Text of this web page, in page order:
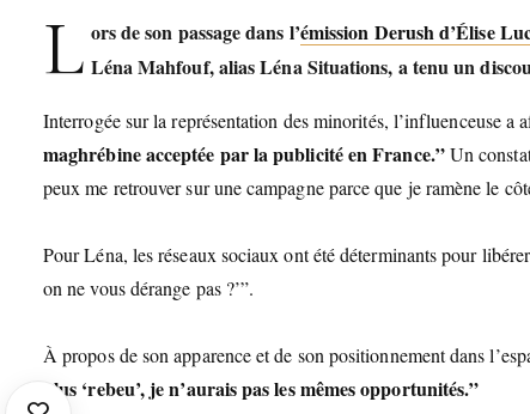
L ors de son passage dans l’émission Derush d’Élise
Léna Mahfouf, alias Léna Situations, a tenu un
Interrogée sur la représentation des minorités, l’influenceuse a
maghrébine acceptée par la publicité en France.”Un
peux me retrouver sur une campagne parce que je ramène le
Pour Léna, les réseaux sociaux ont été déterminants pour
on ne vous dérange pas ?’”.
À propos de son apparence et de son positionnement dans
plus ‘rebeu’, je n’aurais pas les mêmes opportunités.”